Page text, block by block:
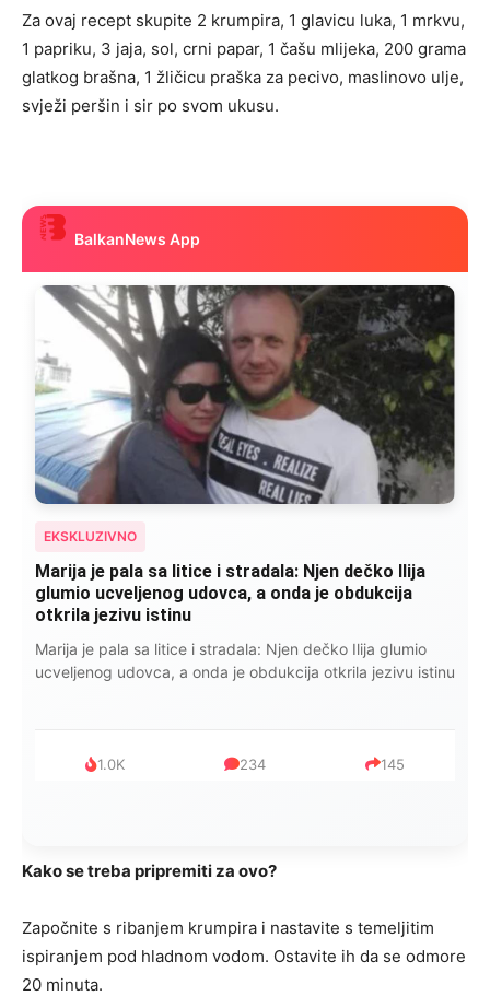
Za ovaj recept skupite 2 krumpira, 1 glavicu luka, 1 mrkvu,
1 papriku, 3 jaja, sol, crni papar, 1 čašu mlijeka, 200 grama
glatkog brašna, 1 žličicu praška za pecivo, maslinovo ulje,
svježi peršin i sir po svom ukusu.
BalkanNews App
EKSKLUZIVNO
Kad se Marin suprug razbolio ona ga kupala,
pelene mu mijenjala: Jedno jutro je poslao po
čokoladu..
Kad se Marin suprug razbolio ona ga kupala, pelene mu
mijenjala: Jedno jutro je poslao po čokoladu..
999 321 234
Kako se treba pripremiti za ovo?
Započnite s ribanjem krumpira i nastavite s temeljitim
ispiranjem pod hladnom vodom. Ostavite ih da se odmore
20 minuta.